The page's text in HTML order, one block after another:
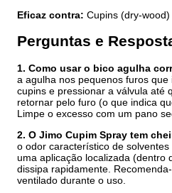
Eficaz contra: Cupins (dry-wood)
Perguntas e
1. Como usar o bico agulha
a agulha nos pequenos furos
cupins e pressionar a válvula até
retornar pelo furo (o que indica
Limpe o excesso com um pano
2. O Jimo Cupim Spray tem
o odor característico de
uma aplicação localizada (dentro
dissipa rapidamente.
ventilado durante o uso.